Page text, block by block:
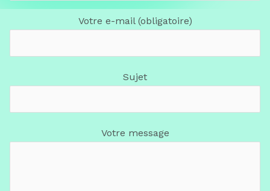
Votre e-mail (obligatoire)
Sujet
Votre message